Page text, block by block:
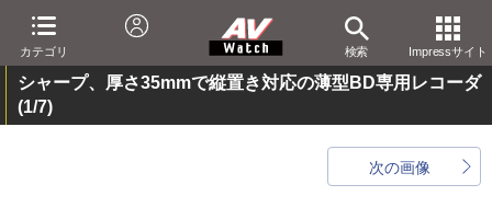
カテゴリ 検索 Impressサイト
シャープ、厚さ35mmで縦置き対応の薄型BD専用レコーダ
(1/7)
次の画像